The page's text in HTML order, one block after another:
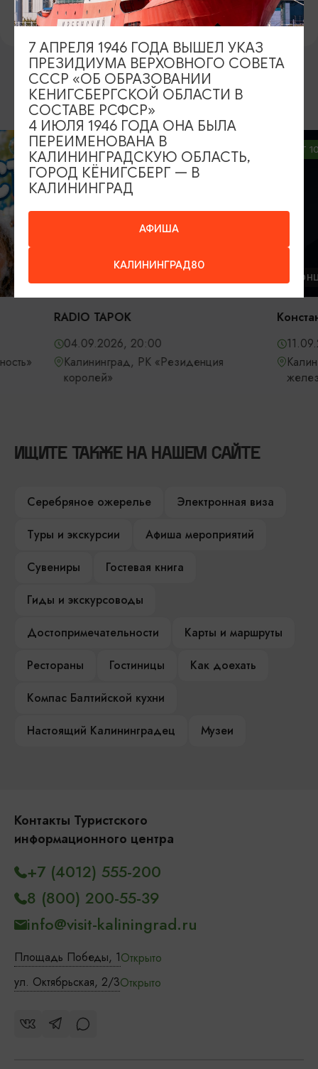
https://vk.com/stekla39
ВОЗМОЖНО ВАС ЗАИНТЕРЕСУЕТ
ОТ 2500₽
RADIO TAPOK
04.09.2026, 20:00
Калининград, РК «Резиденция
королей»
КОНЦЕРТЫ
Константин
11.09.2026,
ИЩИТЕ ТАКЖЕ НА НАШЕМ САЙТЕ
Серебряное ожерелье
Электронная виза
Туры и экскурсии
Афиша мероприятий
Сувениры
Гостевая книга
Гиды и экскурсоводы
Достопримечательности
Карты и маршруты
Рестораны
Гостиницы
Как доехать
Компас Балтийской кухни
Настоящий Калининградец
Музеи
Контакты Туристского
информационного центра
Площадь Победы, 1Открыто
ул. Октябрьская, 2/3Открыто
+7 (4012) 555-200
8 (800) 200-55-39
info@visit-kaliningrad.ru
АФИША
КАЛИНИНГРАД80
7 АПРЕЛЯ 1946 ГОДА ВЫШЕЛ УКАЗ
ПРЕЗИДИУМА ВЕРХОВНОГО СОВЕТА
СССР «ОБ ОБРАЗОВАНИИ
КЕНИГСБЕРГСКОЙ ОБЛАСТИ В
СОСТАВЕ РСФСР»
4 ИЮЛЯ 1946 ГОДА ОНА БЫЛА
ПЕРЕИМЕНОВАНА В
КАЛИНИНГРАДСКУЮ ОБЛАСТЬ,
ГОРОД КЁНИГСБЕРГ — В
КАЛИНИНГРАД